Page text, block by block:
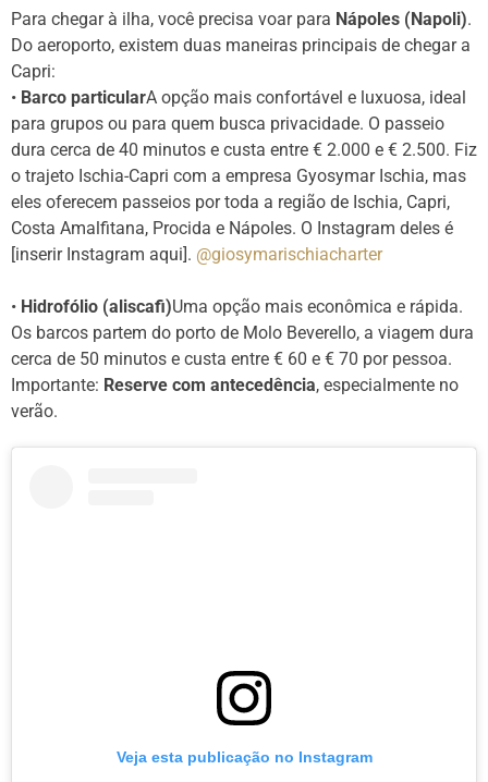
Para chegar à ilha, você precisa voar para Nápoles (Napoli).
Do aeroporto, existem duas maneiras principais de chegar a
Capri:
• Barco particularA opção mais confortável e luxuosa, ideal
para grupos ou para quem busca privacidade. O passeio
dura cerca de 40 minutos e custa entre € 2.000 e € 2.500. Fiz
o trajeto Ischia-Capri com a empresa Gyosymar Ischia, mas
eles oferecem passeios por toda a região de Ischia, Capri,
Costa Amalfitana, Procida e Nápoles. O Instagram deles é
[inserir Instagram aqui]. @giosymarischiacharter
• Hidrofólio (aliscafi)Uma opção mais econômica e rápida.
Os barcos partem do porto de Molo Beverello, a viagem dura
cerca de 50 minutos e custa entre € 60 e € 70 por pessoa.
Importante: Reserve com antecedência, especialmente no
verão.
Veja esta publicação no Instagram